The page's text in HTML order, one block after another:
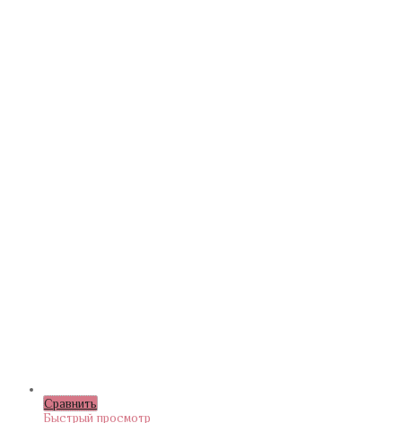
Сравнить
Быстрый просмотр